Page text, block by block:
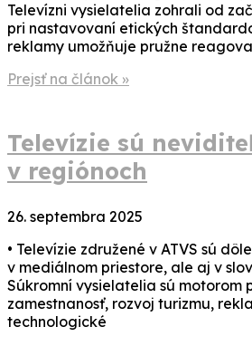
Televízni vysielatelia zohrali od
pri nastavovaní etických
reklamy umožňuje pružne
Prejsť na článok »
Televízie sú
v regiónoch
26. septembra 2025
• Televízie združené v ATVS sú
v mediálnom priestore, ale aj v
Súkromní vysielatelia sú motorom
zamestnanosť, rozvoj turizmu,
technologické